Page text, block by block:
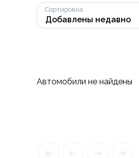
Сортировка
Автомобили не найдены